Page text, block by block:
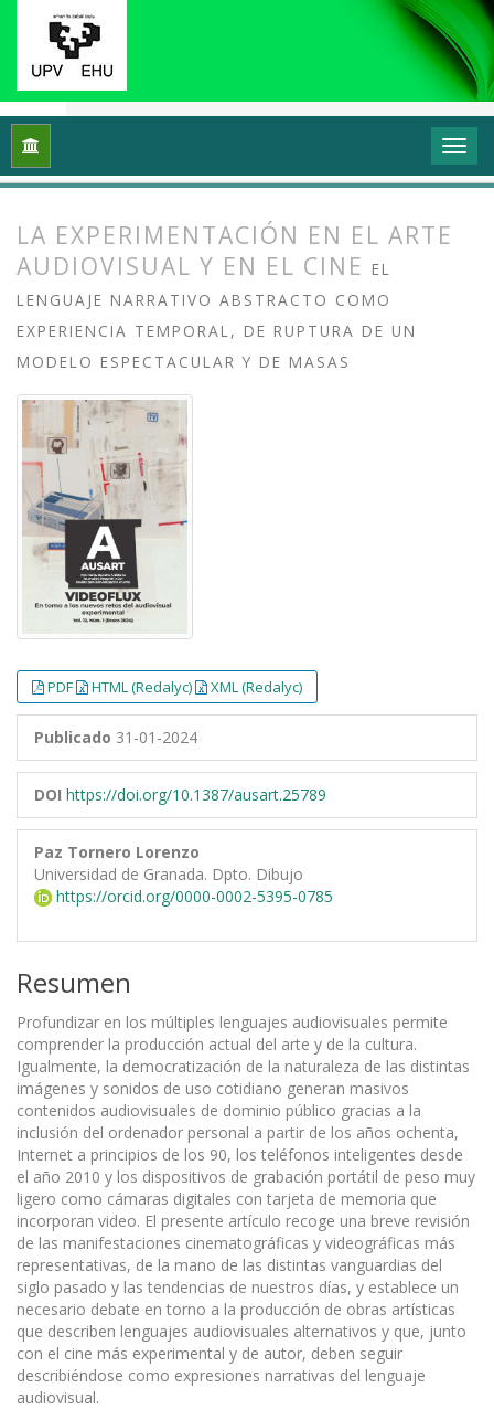
Inicio Vol. 12 Núm. 1 (2024): Videoflux: En torno
LA EXPERIMENTACIÓN EN EL ARTE
AUDIOVISUAL Y EN EL CINE EL
LENGUAJE NARRATIVO ABSTRACTO COMO
EXPERIENCIA TEMPORAL, DE RUPTURA DE UN
MODELO ESPECTACULAR Y DE MASAS
PDF HTML (Redalyc) XML (Redalyc)
Publicado 31-01-2024
DOI https://doi.org/10.1387/ausart.25789
Paz Tornero Lorenzo
Universidad de Granada. Dpto. Dibujo
https://orcid.org/0000-0002-5395-0785
Resumen
Profundizar en los múltiples lenguajes audiovisuales permite
comprender la producción actual del arte y de la cultura.
Igualmente, la democratización de la naturaleza de las distintas
imágenes y sonidos de uso cotidiano generan masivos
contenidos audiovisuales de dominio público gracias a la
inclusión del ordenador personal a partir de los años ochenta,
Internet a principios de los 90, los teléfonos inteligentes desde
el año 2010 y los dispositivos de grabación portátil de peso muy
ligero como cámaras digitales con tarjeta de memoria que
incorporan video. El presente artículo recoge una breve revisión
de las manifestaciones cinematográficas y videográficas más
representativas, de la mano de las distintas vanguardias del
siglo pasado y las tendencias de nuestros días, y establece un
necesario debate en torno a la producción de obras artísticas
que describen lenguajes audiovisuales alternativos y que, junto
con el cine más experimental y de autor, deben seguir
describiéndose como expresiones narrativas del lenguaje
audiovisual.